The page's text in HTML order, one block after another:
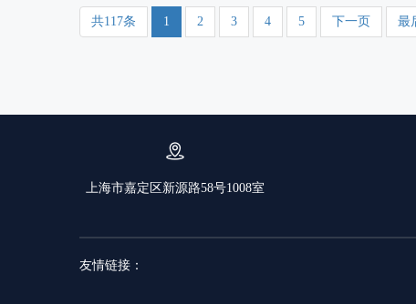
共117条 1 2 3 4 5 下一页 最
上海市嘉定区新源路58号1008室
友情链接：